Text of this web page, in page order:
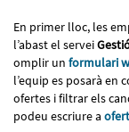
En primer lloc, les
l’abast el servei
omplir un formulari
l’equip es posarà en
ofertes i filtrar els
podeu escriure a